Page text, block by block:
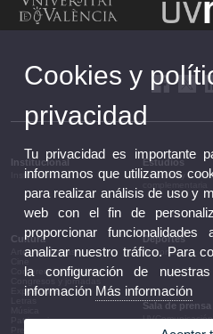
Institucional
Institucional
Estudios
Estudios y
Cultura
Artes escénicas
Conferencias y debates
Congresos y jornadas
Exposiciones
Patrimonio
Deportes
Deportes
Sala de prensa
UVComunicación
Notas de prensa
Cookies y
privacidad
Tu privacidad es importante
informamos que utilizamos
para realizar análisis de uso y
web con el fin de
proporcionar
analizar nuestro tráfico. Para
la configuración de
información Más información